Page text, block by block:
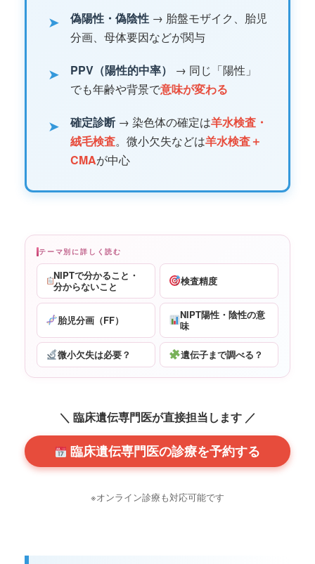
➤ 偽陽性・偽陰性 → 胎盤モザイク、胎児
分画、母体要因などが関与
➤ PPV（陽性的中率）
→ 同じ「陽性」
でも年齢や背景で意味が変わる
➤ 確定診断 → 染色体の確定は羊水検査・
絨毛検査。微小欠失などは羊水検査＋
CMAが中心
テーマ別に詳しく読む
NIPTで分かること・
分からないこと
検査精度
胎児分画（FF）
NIPT陽性・陰性の意
味
微小欠失は必要？ 遺伝子まで調べる？
＼ 臨床遺伝専門医が直接担当します ／
臨床遺伝専門医の診療を予約する
※オンライン診療も対応可能です